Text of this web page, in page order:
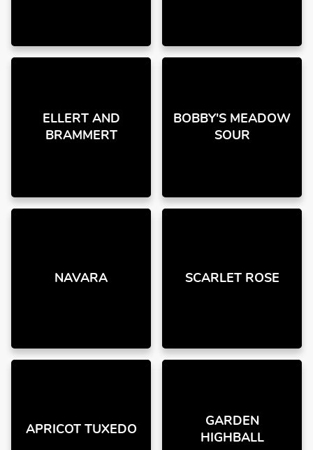
ELLERT AND
BRAMMERT
BOBBY'S MEADOW
SOUR
NAVARA SCARLET ROSE
APRICOT TUXEDO
GARDEN
HIGHBALL